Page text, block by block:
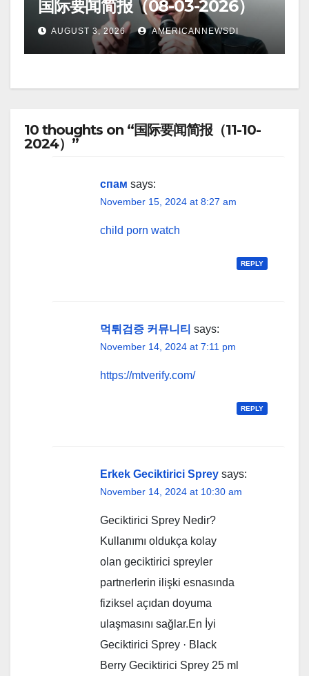
国际要闻简报（08-03-2026）
AUGUST 3, 2026 AMERICANNEWSDI
10 thoughts on “国际要闻简报（11-10-
2024）”
спам says:
November 15, 2024 at 8:27 am
child porn watch
REPLY
먹튀검증 커뮤니티 says:
November 14, 2024 at 7:11 pm
https://mtverify.com/
REPLY
Erkek Geciktirici Sprey says:
November 14, 2024 at 10:30 am
Geciktirici Sprey Nedir?
Kullanımı oldukça kolay
olan geciktirici spreyler
partnerlerin ilişki esnasında
fiziksel açıdan doyuma
ulaşmasını sağlar.En İyi
Geciktirici Sprey · Black
Berry Geciktirici Sprey 25 ml